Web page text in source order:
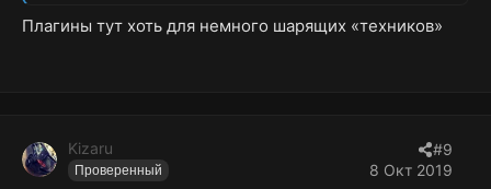
Плагины тут хоть для немного шарящих «техников»
Kizaru
Проверенный 8 Окт 2019
#9